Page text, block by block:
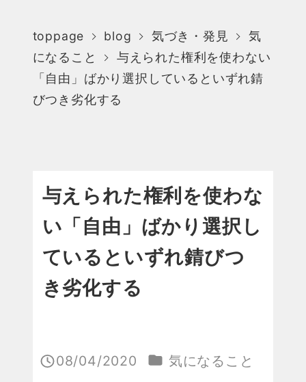
toppage blog 気づき・発見
気
になること
与えられた権利を使わない
「自由」ばかり選択しているといずれ錆
びつき劣化する
与えられた権利を使わな
い「自由」ばかり選択し
ているといずれ錆びつ
き劣化する
投稿日
08/04/2020 カテゴリー
気になること